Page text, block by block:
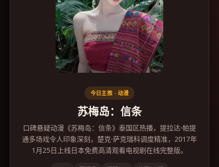
今日主推 · 动漫
苏梅岛：信条
口碑悬疑动漫《苏梅岛：信条》泰国区热播，提拉达·帕提
通多场戏令人印象深刻，楚克·萨克瑞科调度精准，2017年
1月25日上线日本免费高清观看电视剧在线完整版。